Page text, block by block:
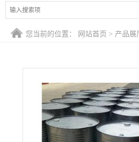
产品展厅
证书荣誉
您当前的位置： 网站首页 > 产品展